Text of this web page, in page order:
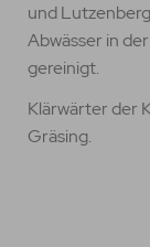
und
Abwässer in
gereinigt.
Klärwärter der
Gräsing.